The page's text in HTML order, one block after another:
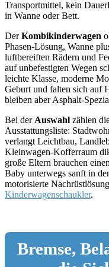
Transportmittel, kein
in Wanne oder Bett.
DerKombikinderwagen
Phasen-Lösung, Wanne
luftbereiften Rädern und
auf unbefestigten Wegen
leichte Klasse, moderne
Geburt und falten sich auf
bleiben aber Asphalt-
Bei der Auswahl zählen
Ausstattungsliste:
verlangt Leichtbau,
Kleinwagen-Kofferraum
große Eltern brauchen
Baby unterwegs sanft in
motorisierte
Kinderwagenschaukler.
Bremse,